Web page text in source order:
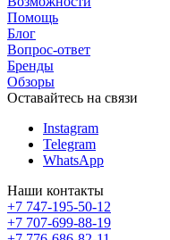
Помощь
Блог
Вопрос-ответ
Бренды
Обзоры
Оставайтесь на связи
Instagram
Telegram
WhatsApp
Наши контакты
+7 747-195-50-12
+7 707-699-88-19